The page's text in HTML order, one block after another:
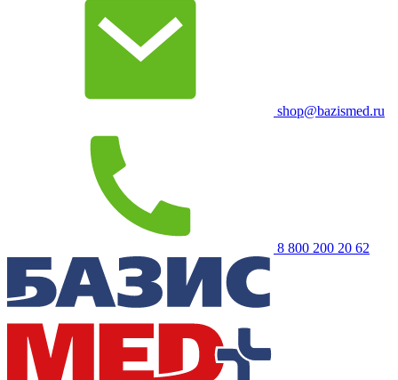
shop@bazismed.ru
8 800 200 20 62